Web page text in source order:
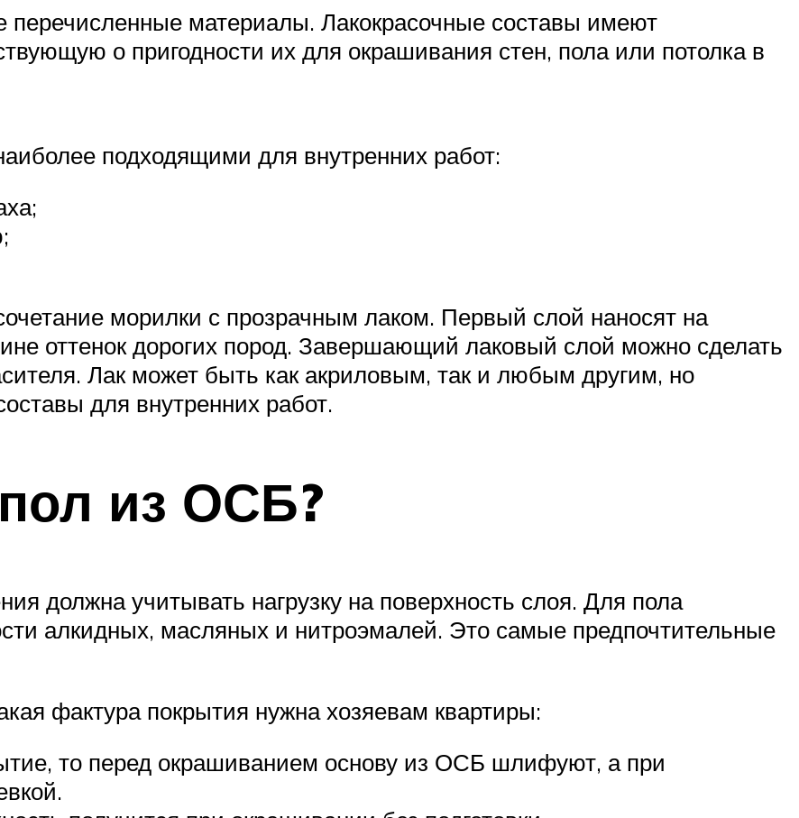
перечисленные материалы. Лакокрасочные составы имеют
о пригодности их для окрашивания стен, пола или потолка в
подходящими для внутренних работ:
морилки с прозрачным лаком. Первый слой наносят на
оттенок дорогих пород. Завершающий лаковый слой можно сделать
Лак может быть как акриловым, так и любым другим, но
для внутренних работ.
из ОСБ?
должна учитывать нагрузку на поверхность слоя. Для пола
алкидных, масляных и нитроэмалей. Это самые предпочтительные
фактура покрытия нужна хозяевам квартиры:
то перед окрашиванием основу из ОСБ шлифуют, а при